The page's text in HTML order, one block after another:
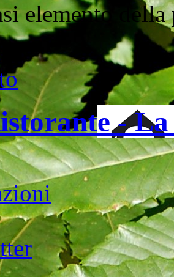
elemento
- La